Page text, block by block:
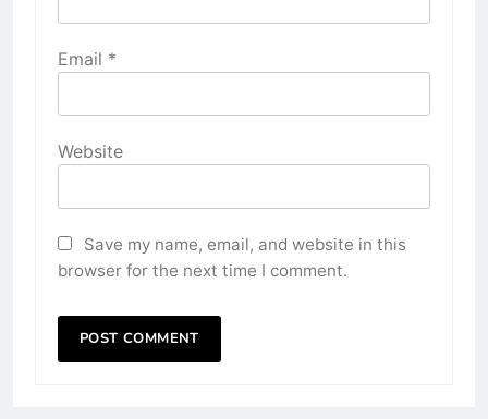
Email *
Website
Save my name, email, and website in this
browser for the next time I comment.